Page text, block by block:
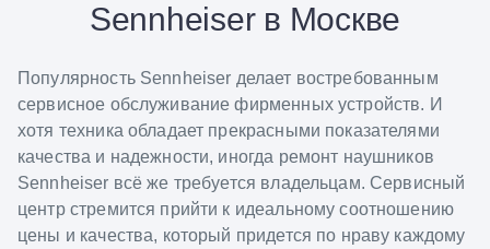
Sennheiser в Москве
Популярность Sennheiser делает востребованным
сервисное обслуживание фирменных устройств. И
хотя техника обладает прекрасными показателями
качества и надежности, иногда ремонт наушников
Sennheiser всё же требуется владельцам. Сервисный
центр стремится прийти к идеальному соотношению
цены и качества, который придется по нраву каждому